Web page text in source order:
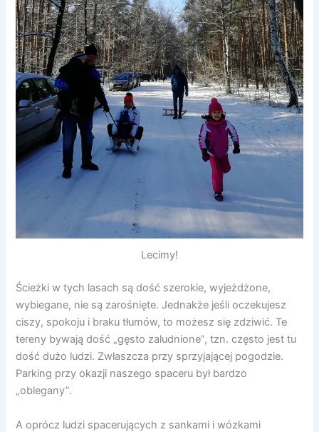
Lecimy!
Ścieżki w tych lasach są dość szerokie, wyjeżdżone,
wybiegane, nie są zarośnięte. Jednakże jeśli oczekujesz
ciszy, spokoju i braku tłumów, to możesz się zdziwić. Te
tereny bywają dość „gęsto zaludnione”, tzn. często jest tu
dość dużo ludzi. Zwłaszcza przy sprzyjającej pogodzie.
Parking przy okazji naszego spaceru był bardzo
„oblegany”.
A oprócz ludzi spacerujących z sankami i wózkami